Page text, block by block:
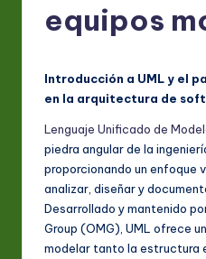
equipos
Introducción a UML y el
en la arquitectura de
Lenguaje Unificado de
piedra angular de la
proporcionando un enfoque
analizar, diseñar y
Desarrollado y mantenido
Group (OMG), UML ofrece
modelar tanto la estructura